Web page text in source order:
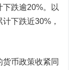
跌逾20%。以
下跌近30%，
币政策收紧同